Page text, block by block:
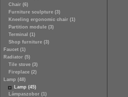
Chair (6)
Furniture sculpture (3)
Kneeling ergonomic chair (1)
Partition module (3)
Terminal (1)
Shop furniture (3)
Faucet (1)
Radiator (5)
Tile stove (3)
Fireplace (2)
Lamp (48)
Lamp (45)
Lámpaszobor (1)